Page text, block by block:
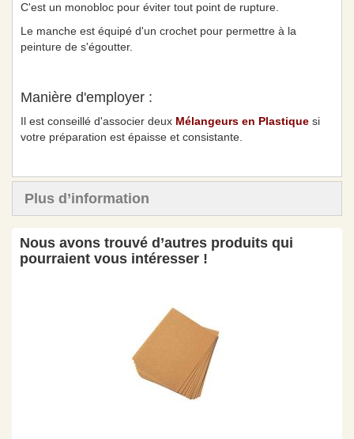
C'est un monobloc pour éviter tout point de rupture.
Le manche est équipé d'un crochet pour permettre à la
peinture de s'égoutter.
Manière d'employer :
Il est conseillé d'associer deux Mélangeurs en Plastique si
votre préparation est épaisse et consistante.
Plus d’information
Nous avons trouvé d’autres produits qui
pourraient vous intéresser !